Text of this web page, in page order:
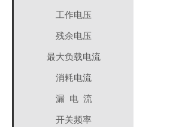
工作电压
残余电压
最大负载电流
消耗电流
漏 电 流
开关频率